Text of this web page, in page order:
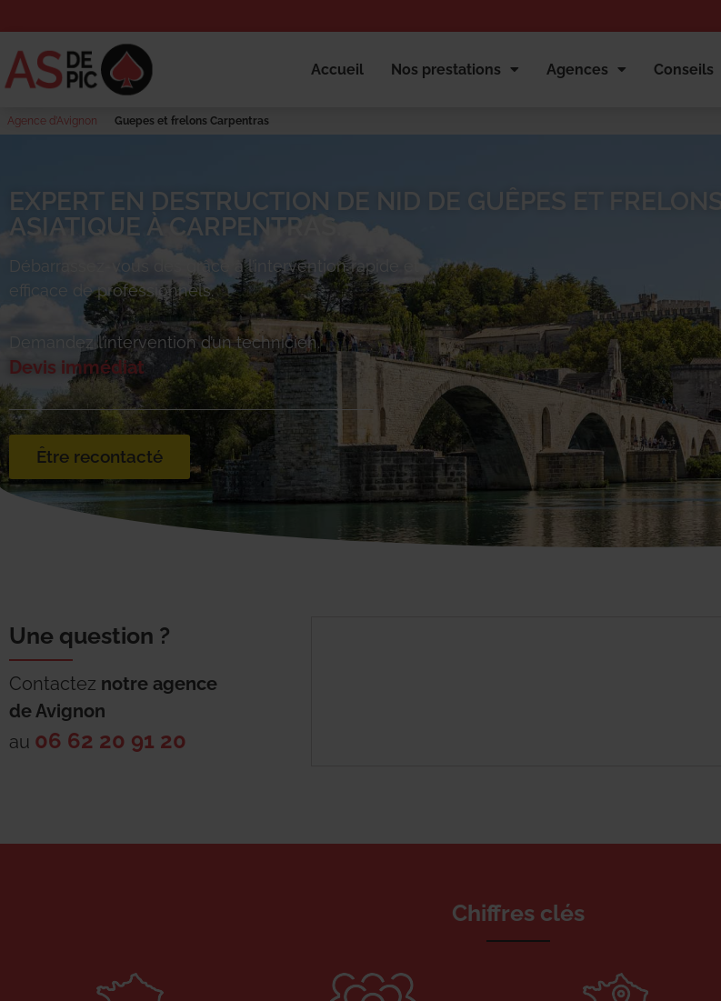
Accueil Nos prestations Agences Conseils
Agence d’Avignon Guepes et frelons Carpentras
EXPERT EN DESTRUCTION DE NID DE GUÊPES ET FRELONS
ASIATIQUE À CARPENTRAS.
Débarrassez-vous des
grâce à l’intervention rapide et
efficace de professionnels.
Demandez l’intervention d’un technicien.
Devis immédiat
Être recontacté
Une question ?
Contactez notre agence
de Avignon
au 06 62 20 91 20
Chiffres clés